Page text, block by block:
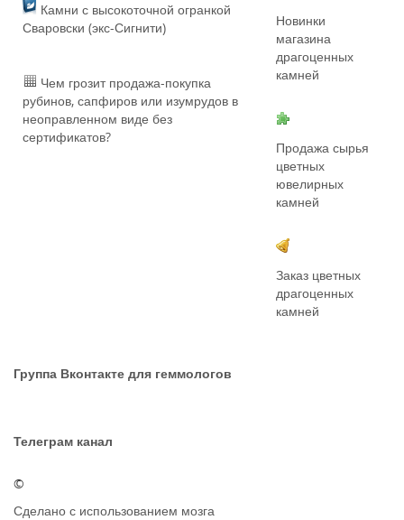
Камни с высокоточной огранкой
Сваровски (экс-Сигнити)
Чем грозит продажа-покупка
рубинов, сапфиров или изумрудов в
неоправленном виде без
сертификатов?
Новинки
магазина
драгоценных
камней
Продажа сырья
цветных
ювелирных
камней
Заказ цветных
драгоценных
камней
Группа Вконтакте для геммологов
Телеграм канал
©
Сделано с использованием мозга